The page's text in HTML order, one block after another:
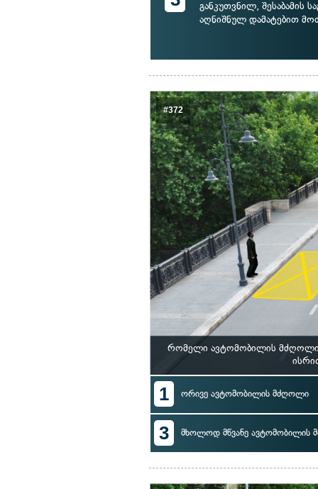
განკუთვნილ, შესაბამის
აღნიშნულ დამატებით
#372
რომელი ავტომობილის მძღოლი
1 ორივე ავტომობილის მძღოლი
3 მხოლოდ მწვანე ავტომობილის